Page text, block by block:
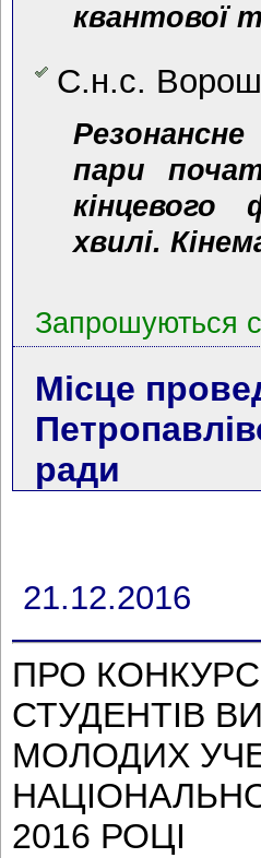
квантової
С.н.с.
пари
хвилі.
Запрошуються
Місце
ради
21.12.2016
ПРО
СТУДЕНТІВ
МОЛОДИХ
2016 РОЦІ